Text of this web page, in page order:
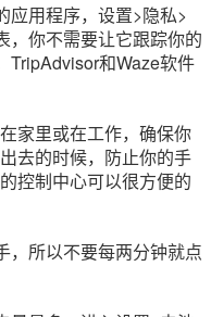
用程序，设置>隐私>
，你不需要让它跟踪你的
TripAdvisor和Waze软件
里或在工作，确保你
去的时候，防止你的手
控制中心可以很方便的
所以不要每两分钟就点